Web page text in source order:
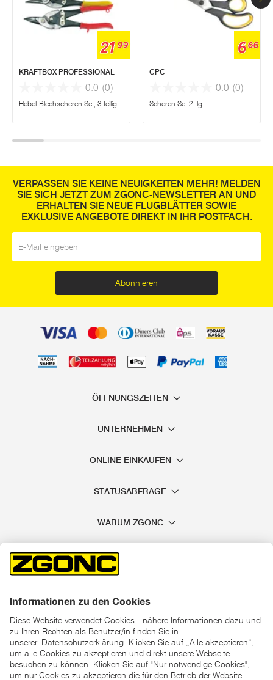
2199
KRAFTBOX PROFESSIONAL
0.0 (0)
Hebel-Blechscheren-Set, 3-teilig
666
CPC
0.0 (0)
Scheren-Set 2-tlg.
VERPASSEN SIE KEINE NEUIGKEITEN MEHR! MELDEN
SIE SICH JETZT ZUM ZGONC-NEWSLETTER AN UND
ERHALTEN SIE NEUE FLUGBLÄTTER SOWIE
EXKLUSIVE ANGEBOTE DIREKT IN IHR POSTFACH.
Abonnieren
ÖFFNUNGSZEITEN
UNTERNEHMEN
ONLINE EINKAUFEN
STATUSABFRAGE
WARUM ZGONC
*der "statt"-Preis ist der niedrigste von uns in den letzten 30